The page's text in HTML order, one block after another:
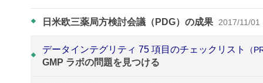
日米欧三薬局方検討会議（PDG）の成果 2017/11/01
データインテグリティ 75 項目のチェックリスト （
GMP ラボの問題を見つける